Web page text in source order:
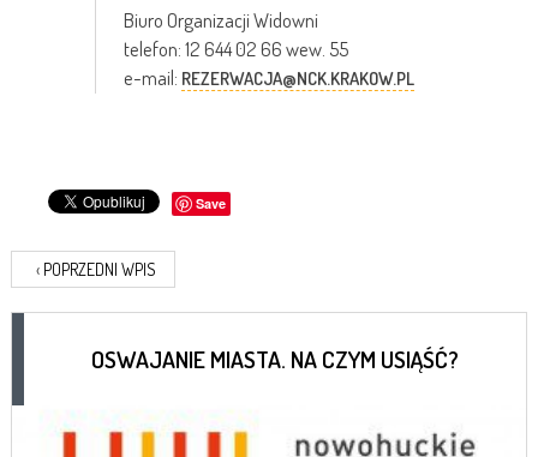
Biuro Organizacji Widowni
telefon: 12 644 02 66 wew. 55
e-mail: REZERWACJA@NCK.KRAKOW.PL
Save
‹ POPRZEDNI WPIS
OSWAJANIE MIASTA. NA CZYM USIĄŚĆ?